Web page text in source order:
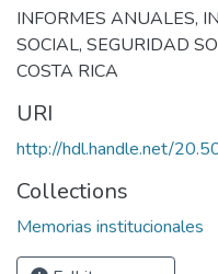
INFORMES ANUALES,
SOCIAL, SEGURIDAD
COSTA RICA
URI
http://hdl.handle.net/
Collections
Memorias institucionales